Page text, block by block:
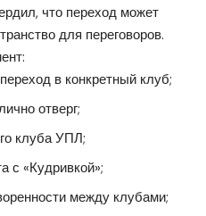
что переход может
для переговоров.
в конкретный клуб;
отверг;
клуба УПЛ;
с «Кудривкой»;
между клубами;